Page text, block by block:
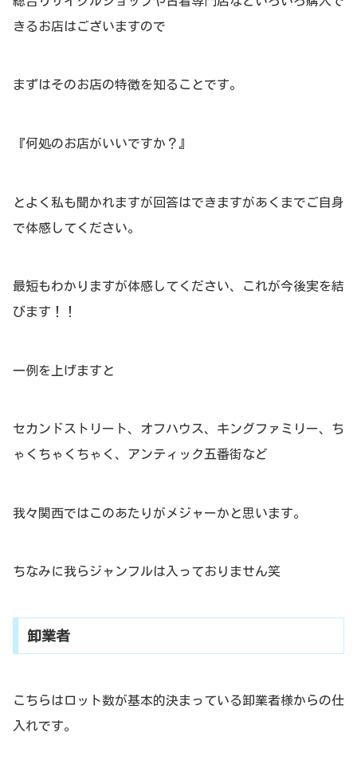
きるお店はございますので
まずはそのお店の特徴を知ることです。
『何処のお店がいいですか？』
とよく私も聞かれますが回答はできますがあくまでご自身
で体感してください。
最短もわかりますが体感してください、これが今後実を結
びます！！
一例を上げますと
セカンドストリート、オフハウス、キングファミリー、ち
ゃくちゃくちゃく、アンティック五番街など
我々関西ではこのあたりがメジャーかと思います。
ちなみに我らジャンフルは入っておりません笑
卸業者
こちらはロット数が基本的決まっている卸業者様からの仕
入れです。